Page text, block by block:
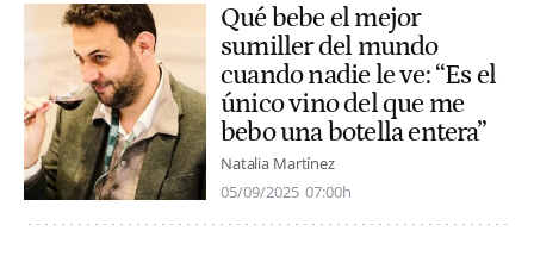
Qué bebe el mejor
sumiller del mundo
cuando nadie le ve: “Es el
único vino del que me
bebo una botella entera”
Natalia Martínez
05/09/2025 07:00h